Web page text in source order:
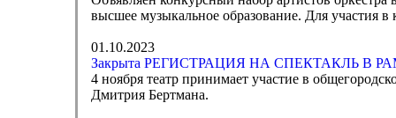
высшее музыкальное образование. Для участия в
01.10.2023
Закрыта РЕГИСТРАЦИЯ НА СПЕКТАКЛЬ В
4 ноября театр принимает участие в
Дмитрия Бертмана.